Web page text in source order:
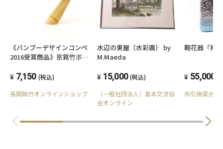
《バンブーデザインコンペ
2016受賞商品》京銘竹ボト
7,150 (税込)
長岡銘竹オンラインショップ
水辺の東屋（水彩画） by
M.Maeda
15,000 (税込)
（一般社団法人）島本交流協
会オンライン
鞄花器『桜』
55,000
布引焼窯元